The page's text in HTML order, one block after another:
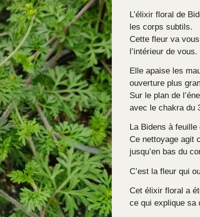
L’élixir floral de
les corps subtils.
Cette fleur va
l’intérieur de vous.
Elle apaise les
ouverture plus
Sur le plan de
avec le chakra du
La Bidens à
Ce nettoyage agit
jusqu’en bas du
C’est la fleur qui
Cet élixir floral a
ce qui explique sa